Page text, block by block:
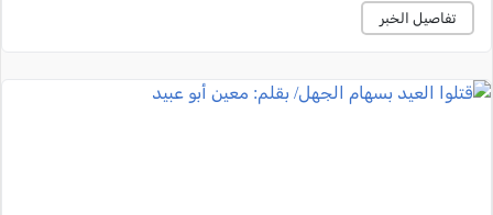
تفاصيل الخبر